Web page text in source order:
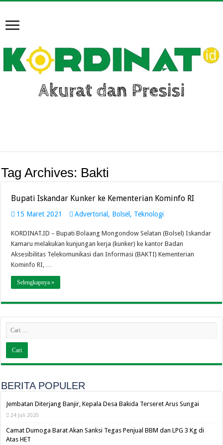
Tag Archives: Bakti
Bupati Iskandar Kunker ke Kementerian Kominfo RI
15 Maret 2021 Advertorial , Bolsel , Teknologi
KORDINAT.ID – Bupati Bolaang Mongondow Selatan (Bolsel) Iskandar
Kamaru melakukan kunjungan kerja (kunker) ke kantor Badan
Aksesibilitas Telekomunikasi dan Informasi (BAKTI) Kementerian
Kominfo RI, …
Selengkapnya »
BERITA POPULER
Jembatan Diterjang Banjir, Kepala Desa Bakida Terseret Arus Sungai
24 Juli 2020
Camat Dumoga Barat Akan Sanksi Tegas Penjual BBM dan LPG 3 Kg di
Atas HET